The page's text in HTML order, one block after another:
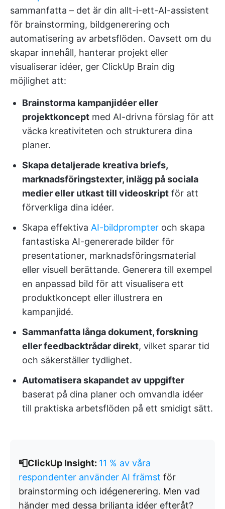
sammanfatta – det är din allt-i-ett-AI-assistent
för brainstorming, bildgenerering och
automatisering av arbetsflöden. Oavsett om du
skapar innehåll, hanterar projekt eller
visualiserar idéer, ger ClickUp Brain dig
möjlighet att:
Brainstorma kampanjidéer eller
projektkoncept med AI-drivna förslag för att
väcka kreativiteten och strukturera dina
planer.
Skapa detaljerade kreativa briefs,
marknadsföringstexter, inlägg på sociala
medier eller utkast till videoskript för att
förverkliga dina idéer.
Skapa effektiva AI-bildprompter och skapa
fantastiska AI-genererade bilder för
presentationer, marknadsföringsmaterial
eller visuell berättande. Generera till exempel
en anpassad bild för att visualisera ett
produktkoncept eller illustrera en
kampanjidé.
Sammanfatta långa dokument, forskning
eller feedbacktrådar direkt, vilket sparar tid
och säkerställer tydlighet.
Automatisera skapandet av uppgifter
baserat på dina planer och omvandla idéer
till praktiska arbetsflöden på ett smidigt sätt.
📮ClickUp Insight: 11 % av våra
respondenter använder AI främst för
brainstorming och idégenerering. Men vad
händer med dessa briljanta idéer efteråt?